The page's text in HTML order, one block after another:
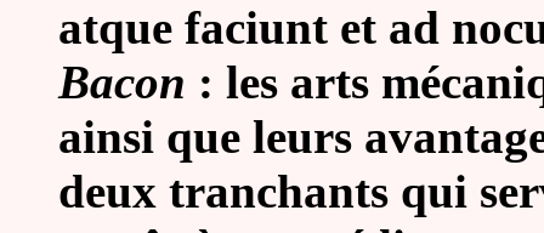
atque faciunt et ad
Bacon : les arts
ainsi que leurs
deux tranchants qui